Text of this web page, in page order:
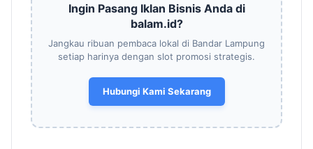
Ingin Pasang Iklan Bisnis Anda di
balam.id?
Jangkau ribuan pembaca lokal di Bandar Lampung
setiap harinya dengan slot promosi strategis.
Hubungi Kami Sekarang